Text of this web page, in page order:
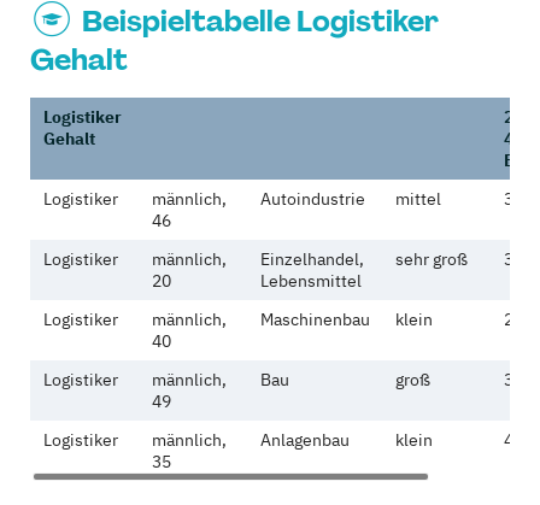
Beispieltabelle Logistiker
Gehalt
Logistiker
Gehalt
Euro
Logistiker
männlich,
46
Autoindustrie mittel
Logistiker
männlich,
20
Einzelhandel,
Lebensmittel
sehr groß
Logistiker
männlich,
40
Maschinenbau klein
Logistiker
männlich,
49
Bau groß
Logistiker
männlich,
35
Anlagenbau klein